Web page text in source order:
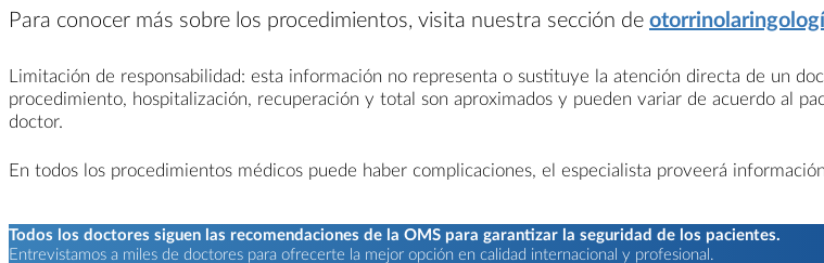
Para conocer más sobre los procedimientos, visita nuestra sección de
Limitación de responsabilidad: esta información no representa o sustituye la atención directa de un
procedimiento, hospitalización, recuperación y total son aproximados y pueden variar de acuerdo al
doctor.
En todos los procedimientos médicos puede haber complicaciones, el especialista proveerá
Todos los doctores siguen las recomendaciones de la OMS para garantizar la seguridad de los pacientes.
Entrevistamos a miles de doctores para ofrecerte la mejor opción en calidad internacional y profesional.